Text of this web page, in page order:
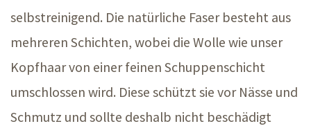
selbstreinigend. Die natürliche Faser besteht aus
mehreren Schichten, wobei die Wolle wie unser
Kopfhaar von einer feinen Schuppenschicht
umschlossen wird. Diese schützt sie vor Nässe und
Schmutz und sollte deshalb nicht beschädigt